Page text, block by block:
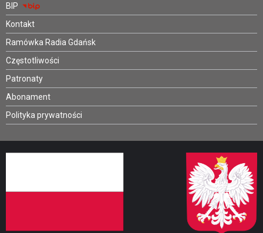
BIP
Kontakt
Ramówka Radia Gdańsk
Częstotliwości
Patronaty
Abonament
Polityka prywatności